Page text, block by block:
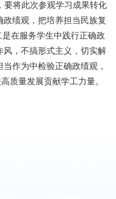
要将此次参观学习成果转化
绩观，把培养担当民族复
在服务学生中践行正确政
，不搞形式主义，切实解
作为中检验正确政绩观，
质量发展贡献学工力量。